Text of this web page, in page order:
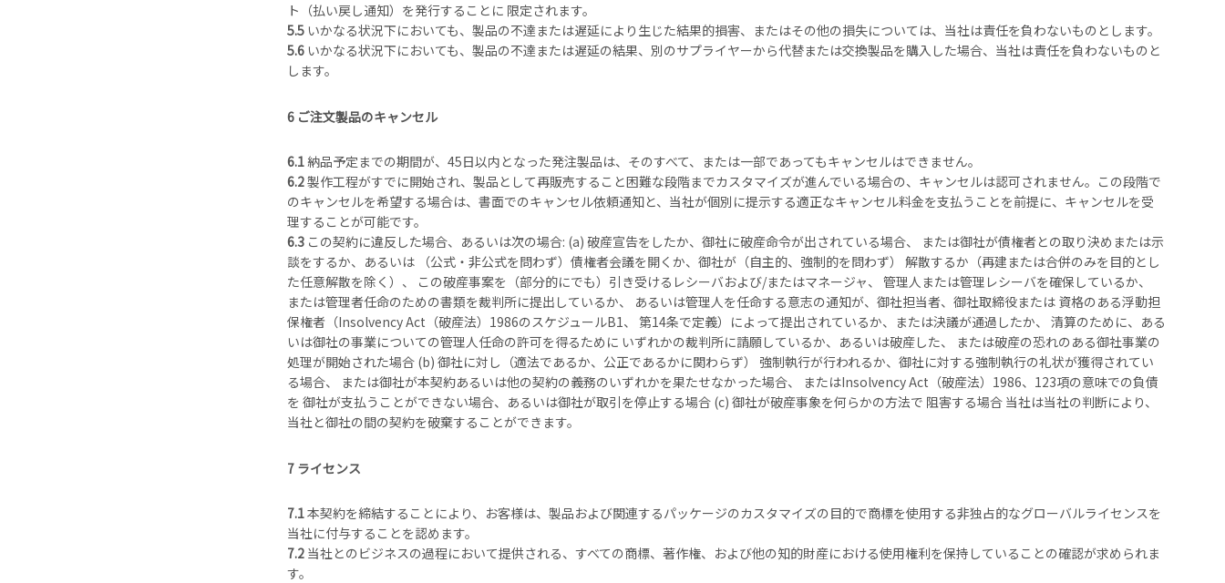
ト（払い戻し通知）を発行することに 限定されます。
5.5 いかなる状況下においても、製品の不達または遅延により生じた結果的損害、またはその他の損失については、当社は責任を負わないものとします。
5.6 いかなる状況下においても、製品の不達または遅延の結果、別のサプライヤーから代替または交換製品を購入した場合、当社は責任を負わないものと
します。
6 ご注文製品のキャンセル
6.1納品予定までの期間が、45日以内となった発注製品は、そのすべて、または一部であってもキャンセルはできません。
6.2製作工程がすでに開始され、製品として再販売すること困難な段階までカスタマイズが進んでいる場合の、キャンセルは認可されません。この段階で
のキャンセルを希望する場合は、書面でのキャンセル依頼通知と、当社が個別に提示する適正なキャンセル料金を支払うことを前提に、キャンセルを受
理することが可能です。
6.3 この契約に違反した場合、あるいは次の場合: (a) 破産宣告をしたか、御社に破産命令が出されている場合、 または御社が債権者との取り決めまたは示
談をするか、あるいは （公式・非公式を問わず）債権者会議を開くか、御社が（自主的、強制的を問わず） 解散するか（再建または合併のみを目的とし
た任意解散を除く）、 この破産事案を（部分的にでも）引き受けるレシーバおよび/またはマネージャ、 管理人または管理レシーバを確保しているか、
または管理者任命のための書類を裁判所に提出しているか、 あるいは管理人を任命する意志の通知が、御社担当者、御社取締役または 資格のある浮動担
保権者（Insolvency Act（破産法）1986のスケジュールB1、 第14条で定義）によって提出されているか、または決議が通過したか、 清算のために、ある
いは御社の事業についての管理人任命の許可を得るために いずれかの裁判所に請願しているか、あるいは破産した、 または破産の恐れのある御社事業の
処理が開始された場合 (b) 御社に対し（適法であるか、公正であるかに関わらず） 強制執行が行われるか、御社に対する強制執行の礼状が獲得されてい
る場合、 または御社が本契約あるいは他の契約の義務のいずれかを果たせなかった場合、 またはInsolvency Act（破産法）1986、123項の意味での負債
を 御社が支払うことができない場合、あるいは御社が取引を停止する場合 (c) 御社が破産事象を何らかの方法で 阻害する場合 当社は当社の判断により、
当社と御社の間の契約を破棄することができます。
7 ライセンス
7.1本契約を締結することにより、お客様は、製品および関連するパッケージのカスタマイズの目的で商標を使用する非独占的なグローバルライセンスを
当社に付与することを認めます。
7.2 当社とのビジネスの過程において提供される、すべての商標、著作権、および他の知的財産における使用権利を保持していることの確認が求められま
す。